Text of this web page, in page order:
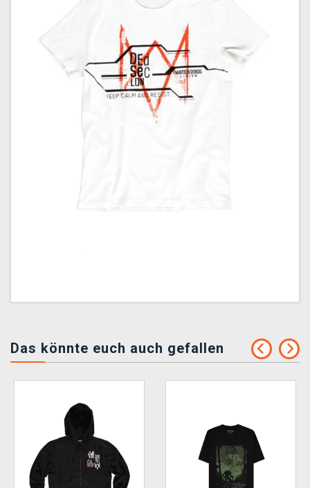
Das könnte euch auch gefallen